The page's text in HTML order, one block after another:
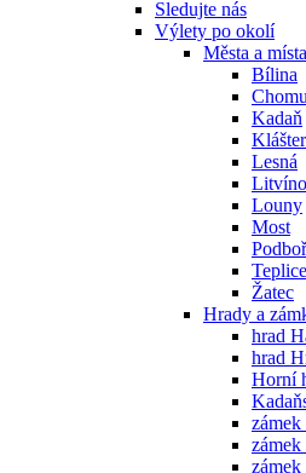
Sledujte nás
Výlety po okolí
Města a místa
Bílina
Kadaň
Lesná
Louny
Most
Teplice
Žatec
Hrady a
hrad
hrad
Horní
zámek